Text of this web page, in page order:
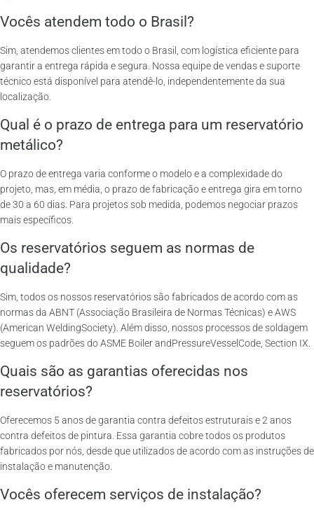
Vocês atendem todo o Brasil?
Sim, atendemos clientes em todo o Brasil, com logística eficiente para
garantir a entrega rápida e segura. Nossa equipe de vendas e suporte
técnico está disponível para atendê-lo, independentemente da sua
localização.
Qual é o prazo de entrega para um reservatório
metálico?
O prazo de entrega varia conforme o modelo e a complexidade do
projeto, mas, em média, o prazo de fabricação e entrega gira em torno
de 30 a 60 dias. Para projetos sob medida, podemos negociar prazos
mais específicos.
Os reservatórios seguem as normas de
qualidade?
Sim, todos os nossos reservatórios são fabricados de acordo com as
normas da ABNT (Associação Brasileira de Normas Técnicas) e AWS
(American WeldingSociety). Além disso, nossos processos de soldagem
seguem os padrões do ASME Boiler andPressureVesselCode, Section IX.
Quais são as garantias oferecidas nos
reservatórios?
Oferecemos 5 anos de garantia contra defeitos estruturais e 2 anos
contra defeitos de pintura. Essa garantia cobre todos os produtos
fabricados por nós, desde que utilizados de acordo com as instruções de
instalação e manutenção.
Vocês oferecem serviços de instalação?